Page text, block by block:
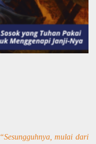
“Sesungguhnya, mulai dari